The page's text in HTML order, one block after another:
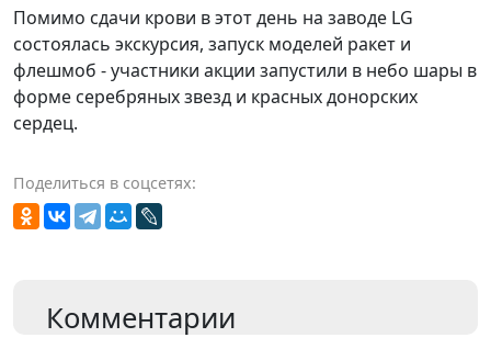
Помимо сдачи крови в этот день на заводе LG
состоялась экскурсия, запуск моделей ракет и
флешмоб - участники акции запустили в небо шары в
форме серебряных звезд и красных донорских
сердец.
Поделиться в соцсетях:
Комментарии